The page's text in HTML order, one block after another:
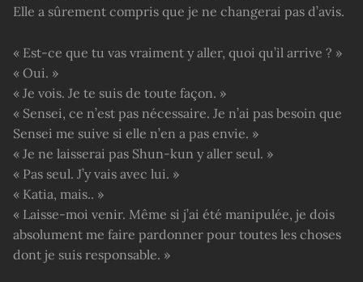
Elle a sûrement compris que je ne changerai pas d’avis.
« Est-ce que tu vas vraiment y aller, quoi qu’il arrive ? »
« Oui. »
« Je vois. Je te suis de toute façon. »
« Sensei, ce n’est pas nécessaire. Je n’ai pas besoin que
Sensei me suive si elle n’en a pas envie. »
« Je ne laisserai pas Shun-kun y aller seul. »
« Pas seul. J’y vais avec lui. »
« Katia, mais.. »
« Laisse-moi venir. Même si j’ai été manipulée, je dois
absolument me faire pardonner pour toutes les choses
dont je suis responsable. »